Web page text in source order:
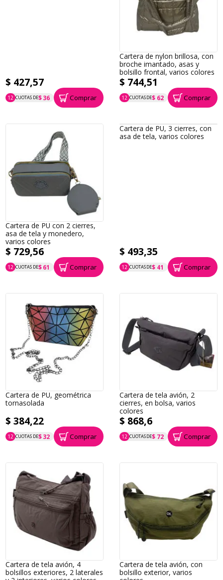
$ 427,57
12 CUOTAS DE$ 36
P.T.F. $ 428 Comprar
Cartera de nylon brillosa, con
broche imantado, asas y
bolsillo frontal, varios colores
$ 744,51
12 CUOTAS DE$ 62
P.T.F. $ 745 Comprar
Cartera de PU con 2 cierres,
asa de tela y monedero,
varios colores
$ 729,56
12 CUOTAS DE$ 61
P.T.F. $ 730 Comprar
Cartera de PU, 3 cierres, con
asa de tela, varios colores
$ 493,35
12 CUOTAS DE$ 41
P.T.F. $ 493 Comprar
Cartera de PU, geométrica
tornasolada
$ 384,22
12 CUOTAS DE$ 32
P.T.F. $ 384 Comprar
Cartera de tela avión, 2
cierres, en bolsa, varios
colores
$ 868,6
12 CUOTAS DE$ 72
P.T.F. $ 869 Comprar
Cartera de tela avión, 4
bolsillos exteriores, 2 laterales
Cartera de tela avión, con
bolsillo exterior, varios